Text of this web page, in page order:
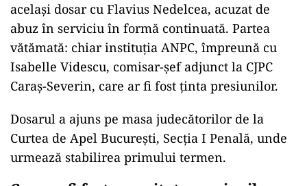
același dosar cu Flavius Nedelcea, acuzat de
abuz în serviciu în formă continuată. Partea
vătămată: chiar instituția ANPC, împreună cu
Isabelle Videscu, comisar-șef adjunct la CJPC
Caraș-Severin, care ar fi fost ținta presiunilor.
Dosarul a ajuns pe masa judecătorilor de la
Curtea de Apel București, Secția I Penală, unde
urmează stabilirea primului termen.